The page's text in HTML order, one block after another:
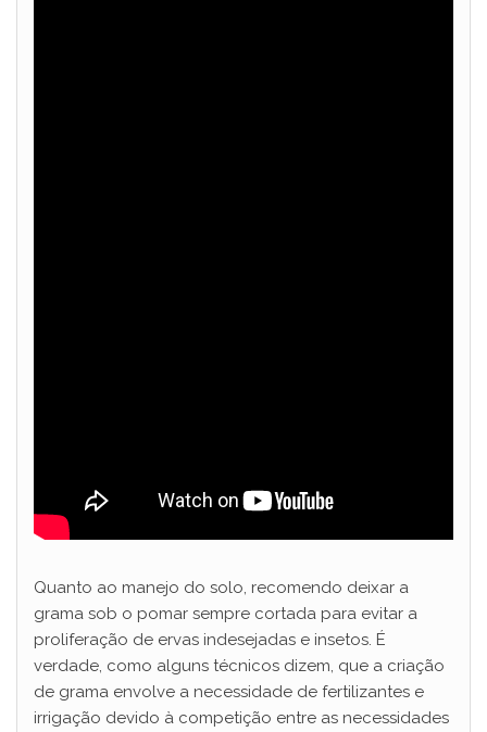
Quanto ao manejo do solo, recomendo deixar a
grama sob o pomar sempre cortada para evitar a
proliferação de ervas indesejadas e insetos. É
verdade, como alguns técnicos dizem, que a criação
de grama envolve a necessidade de fertilizantes e
irrigação devido à competição entre as necessidades